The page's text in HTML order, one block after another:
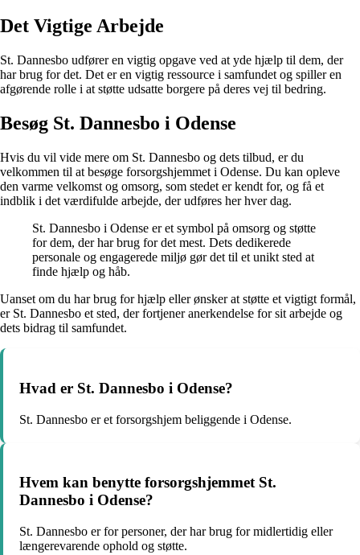
Det Vigtige Arbejde
St. Dannesbo udfører en vigtig opgave ved at yde hjælp til dem, der
har brug for det. Det er en vigtig ressource i samfundet og spiller en
afgørende rolle i at støtte udsatte borgere på deres vej til bedring.
Besøg St. Dannesbo i Odense
Hvis du vil vide mere om St. Dannesbo og dets tilbud, er du
velkommen til at besøge forsorgshjemmet i Odense. Du kan opleve
den varme velkomst og omsorg, som stedet er kendt for, og få et
indblik i det værdifulde arbejde, der udføres her hver dag.
St. Dannesbo i Odense er et symbol på omsorg og støtte
for dem, der har brug for det mest. Dets dedikerede
personale og engagerede miljø gør det til et unikt sted at
finde hjælp og håb.
Uanset om du har brug for hjælp eller ønsker at støtte et vigtigt formål,
er St. Dannesbo et sted, der fortjener anerkendelse for sit arbejde og
dets bidrag til samfundet.
Hvad er St. Dannesbo i Odense?
St. Dannesbo er et forsorgshjem beliggende i Odense.
Hvem kan benytte forsorgshjemmet St.
Dannesbo i Odense?
St. Dannesbo er for personer, der har brug for midlertidig eller
længerevarende ophold og støtte.